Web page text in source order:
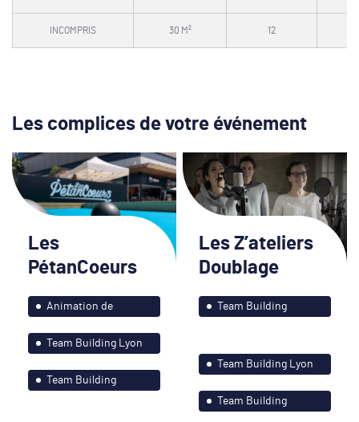
INCOMPRIS 30 M² 12
Les complices de votre événement
Les
PétanCoeurs
Animation de
Team Building Lyon
Team Building
Les Z’ateliers
Doublage
Team Building
Team Building Lyon
Team Building